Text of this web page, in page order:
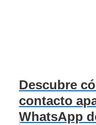
Descubre
contacto
WhatsApp